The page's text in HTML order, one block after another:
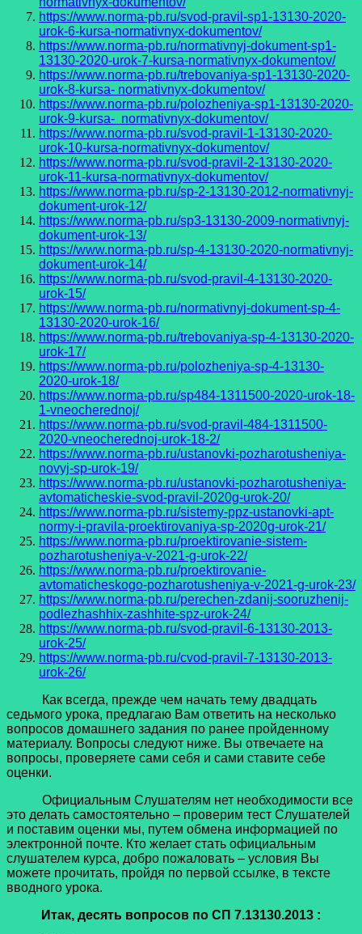
https://www.norma-pb.ru/svod-pravil-sp1-13130-2020-
urok-6-kursa-normativnyx-dokumentov/
https://www.norma-pb.ru/normativnyj-dokument-sp1-
13130-2020-urok-7-kursa-normativnyx-dokumentov/
https://www.norma-pb.ru/trebovaniya-sp1-13130-2020-
urok-8-kursa- normativnyx-dokumentov/
https://www.norma-pb.ru/polozheniya-sp1-13130-2020-
urok-9-kursa- normativnyx-dokumentov/
https://www.norma-pb.ru/svod-pravil-1-13130-2020-
urok-10-kursa-normativnyx-dokumentov/
https://www.norma-pb.ru/svod-pravil-2-13130-2020-
urok-11-kursa-normativnyx-dokumentov/
https://www.norma-pb.ru/sp-2-13130-2012-normativnyj-
dokument-urok-12/
https://www.norma-pb.ru/sp3-13130-2009-normativnyj-
dokument-urok-13/
https://www.norma-pb.ru/sp-4-13130-2020-normativnyj-
dokument-urok-14/
https://www.norma-pb.ru/svod-pravil-4-13130-2020-
urok-15/
https://www.norma-pb.ru/normativnyj-dokument-sp-4-
13130-2020-urok-16/
https://www.norma-pb.ru/trebovaniya-sp-4-13130-2020-
urok-17/
https://www.norma-pb.ru/polozheniya-sp-4-13130-
2020-urok-18/
https://www.norma-pb.ru/sp484-1311500-2020-urok-18-
1-vneocherednoj/
https://www.norma-pb.ru/svod-pravil-484-1311500-
2020-vneocherednoj-urok-18-2/
https://www.norma-pb.ru/ustanovki-pozharotusheniya-
novyj-sp-urok-19/
https://www.norma-pb.ru/ustanovki-pozharotusheniya-
avtomaticheskie-svod-pravil-2020g-urok-20/
https://www.norma-pb.ru/sistemy-ppz-ustanovki-apt-
normy-i-pravila-proektirovaniya-sp-2020g-urok-21/
https://www.norma-pb.ru/proektirovanie-sistem-
pozharotusheniya-v-2021-g-urok-22/
https://www.norma-pb.ru/proektirovanie-
avtomaticheskogo-pozharotusheniya-v-2021-g-urok-23/
https://www.norma-pb.ru/perechen-zdanij-sooruzhenij-
podlezhashhix-zashhite-spz-urok-24/
https://www.norma-pb.ru/svod-pravil-6-13130-2013-
urok-25/
https://www.norma-pb.ru/cvod-pravil-7-13130-2013-
urok-26/
Как всегда, прежде чем начать тему двадцать
седьмого урока, предлагаю Вам ответить на несколько
вопросов домашнего задания по ранее пройденному
материалу. Вопросы следуют ниже. Вы отвечаете на
вопросы, проверяете сами себя и сами ставите себе
оценки.
Официальным Слушателям нет необходимости все
это делать самостоятельно – проверим тест Слушателей
и поставим оценки мы, путем обмена информацией по
электронной почте. Кто желает стать официальным
слушателем курса, добро пожаловать – условия Вы
можете прочитать, пройдя по первой ссылке, в тексте
вводного урока.
Итак, десять вопросов по СП 7.13130.2013 :